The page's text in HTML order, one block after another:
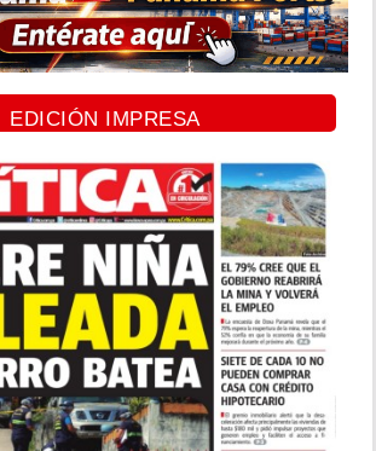
EDICIÓN IMPRESA